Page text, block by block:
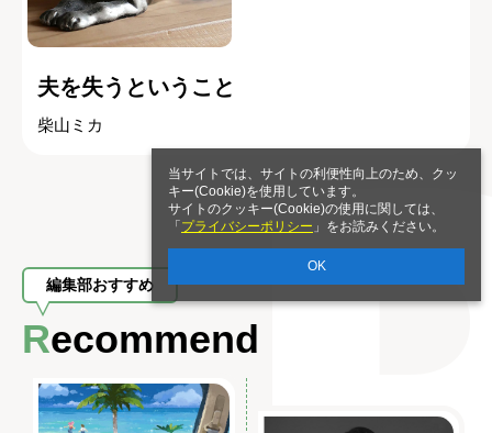
当サイトでは、サイトの利便性向上のため、クッ
キー(Cookie)を使用しています。
サイトのクッキー(Cookie)の使用に関しては、
「 プライバシーポリシー 」をお読みください。
OK
夫を失うということ
柴山ミカ
編集部おすすめ
Recommend